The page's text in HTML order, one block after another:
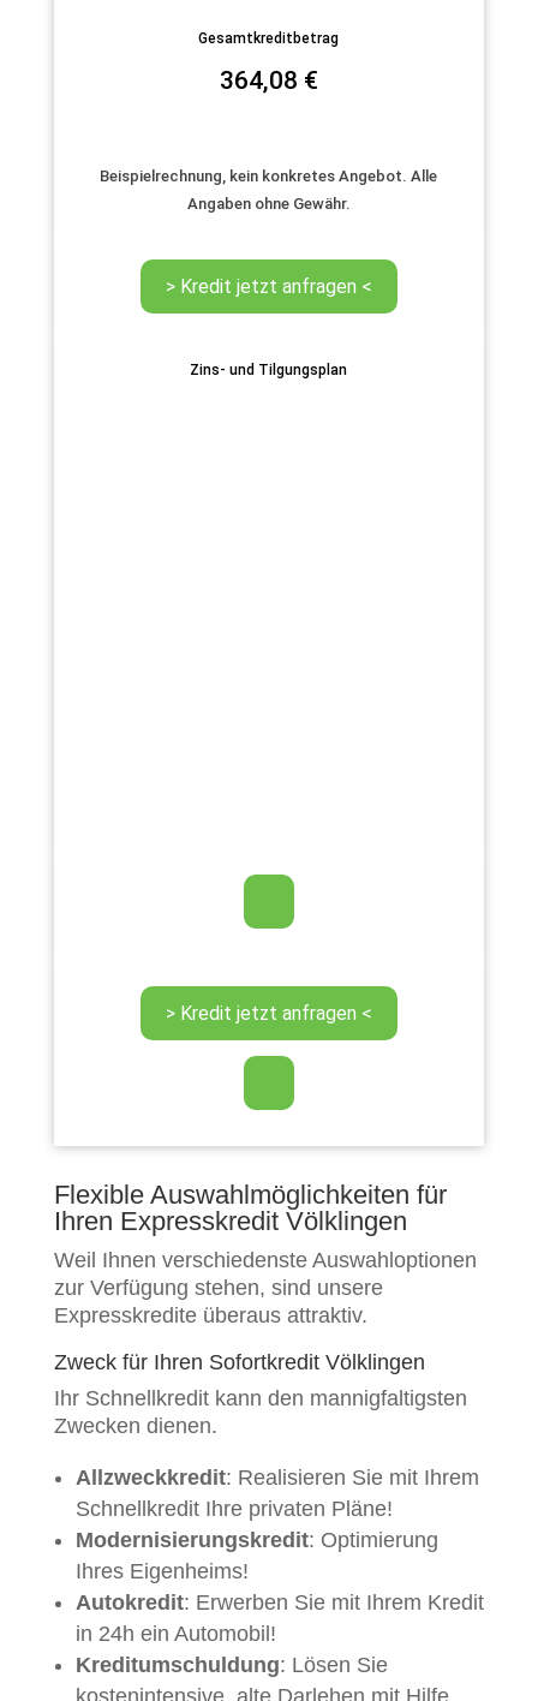
Gesamtkreditbetrag
364,08 €
Beispielrechnung, kein konkretes Angebot. Alle
Angaben ohne Gewähr.
Zins- und Tilgungsplan
Flexible Auswahlmöglichkeiten für
Ihren Expresskredit Völklingen
Weil Ihnen verschiedenste Auswahloptionen
zur Verfügung stehen, sind unsere
Expresskredite überaus attraktiv.
Zweck für Ihren Sofortkredit Völklingen
Ihr Schnellkredit kann den mannigfaltigsten
Zwecken dienen.
Allzweckkredit: Realisieren Sie mit Ihrem
Schnellkredit Ihre privaten Pläne!
Modernisierungskredit: Optimierung
Ihres Eigenheims!
Autokredit: Erwerben Sie mit Ihrem Kredit
in 24h ein Automobil!
Kreditumschuldung: Lösen Sie